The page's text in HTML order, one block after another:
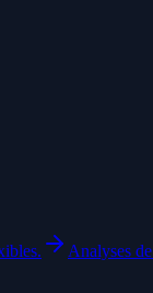
Analyses